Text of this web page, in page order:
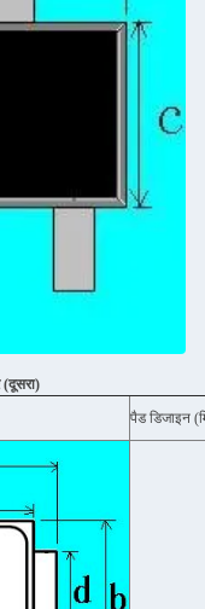
(दूसरा)
पैड डिजाइन